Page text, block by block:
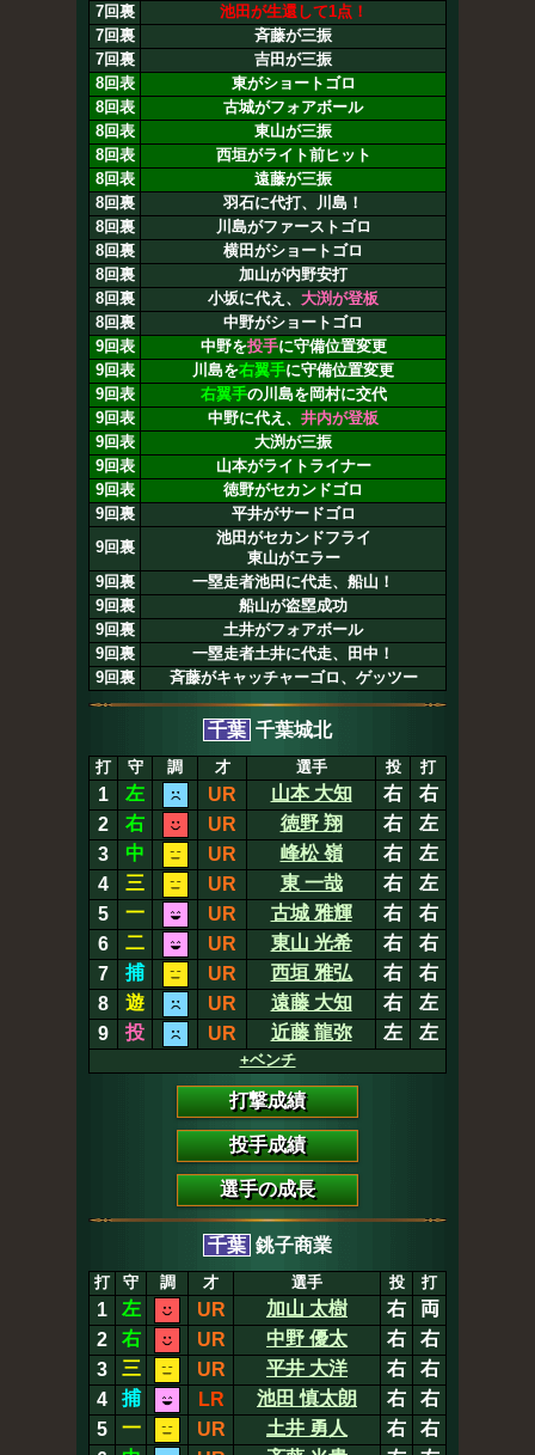
7回裏
池田が生還して1点！
7回裏
斉藤が三振
7回裏
吉田が三振
8回表
東がショートゴロ
8回表
古城がフォアボール
8回表
東山が三振
8回表
西垣がライト前ヒット
8回表
遠藤が三振
8回裏
羽石に代打、川島！
8回裏
川島がファーストゴロ
8回裏
横田がショートゴロ
8回裏
加山が内野安打
8回裏
小坂に代え、 大渕が登板
8回裏
中野がショートゴロ
9回表
中野を投手に守備位置変更
9回表
川島を右翼手に守備位置変更
9回表
右翼手の川島を岡村に交代
9回表
中野に代え、 井内が登板
9回表
大渕が三振
9回表
山本がライトライナー
9回表
徳野がセカンドゴロ
9回裏
平井がサードゴロ
9回裏
池田がセカンドフライ
東山がエラー
9回裏
一塁走者池田に代走、船山！
9回裏
船山が盗塁成功
9回裏
土井がフォアボール
9回裏
一塁走者土井に代走、田中！
9回裏
斉藤がキャッチャーゴロ、ゲッツー
千葉 千葉城北
打 守 調 才 選手 投 打
1 左 UR 山本 大知 右
右
2
右 UR 徳野 翔 右
左
3
中 UR 峰松 嶺 右
左
4
三 UR 東 一哉 右
左
5
一 UR 古城 雅輝 右
右
6
二 UR 東山 光希 右
右
7
捕 UR 西垣 雅弘 右
右
8
遊 UR 遠藤 大知 右
左
9
投 UR 近藤 龍弥 左 左
+ベンチ
打撃成績
投手成績
選手の成長
千葉 銚子商業
打 守 調 才 選手 投 打
1 左 UR 加山 太樹 右
両
2
右 UR 中野 優太 右
右
3
三 UR 平井 大洋 右
右
4
捕 LR 池田 慎太朗 右
右
5
一 UR 土井 勇人 右
右